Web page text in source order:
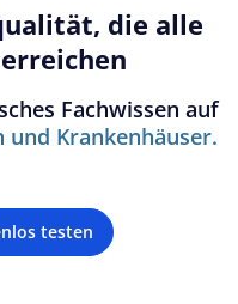
die alle
Fachwissen auf
Krankenhäuser.
testen